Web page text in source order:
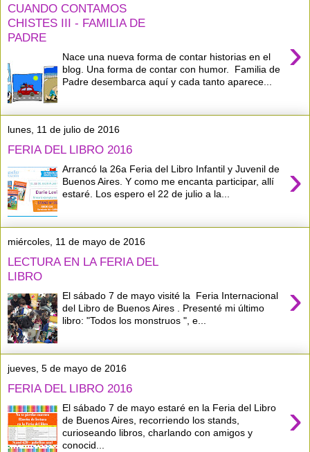
CUANDO CONTAMOS
CHISTES III - FAMILIA DE
PADRE
›
Nace una nueva forma de contar historias en el
blog. Una forma de contar con humor. Familia de
Padre desembarca aquí y cada tanto aparece...
lunes, 11 de julio de 2016
FERIA DEL LIBRO 2016
›
Arrancó la 26a Feria del Libro Infantil y Juvenil de
Buenos Aires. Y como me encanta participar, allí
estaré. Los espero el 22 de julio a la...
miércoles, 11 de mayo de 2016
LECTURA EN LA FERIA DEL
LIBRO
›
El sábado 7 de mayo visité la Feria Internacional
del Libro de Buenos Aires . Presenté mi último
libro: "Todos los monstruos ", e...
jueves, 5 de mayo de 2016
FERIA DEL LIBRO 2016
›
El sábado 7 de mayo estaré en la Feria del Libro
de Buenos Aires, recorriendo los stands,
curioseando libros, charlando con amigos y
conocid...